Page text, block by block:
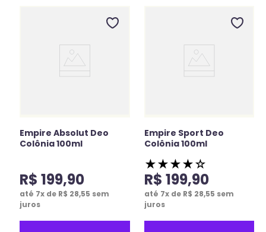
Empire Absolut Deo
Colônia 100ml
R$ 199,90
até 7x de R$ 28,55 sem
juros
Empire Sport Deo
Colônia 100ml
★★★★☆
R$ 199,90
até 7x de R$ 28,55 sem
juros